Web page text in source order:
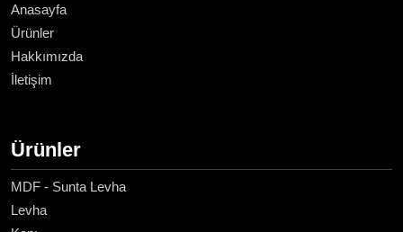
Anasayfa
Ürünler
Hakkımızda
İletişim
Ürünler
MDF - Sunta Levha
Levha